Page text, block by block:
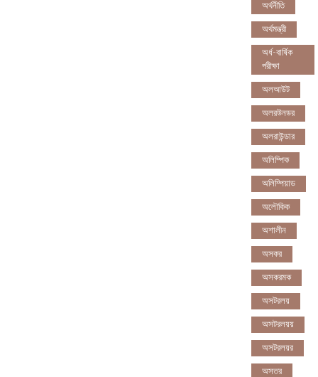
অর্থনীতি
অর্থমন্ত্রী
অর্ধ-বার্ষিক
পরীক্ষা
অলআউট
অলরউনডর
অলরাউন্ডার
অলিম্পিক
অলিম্পিয়াড
অলৌকিক
অশালীন
অসকর
অসকরমক
অসটরলয়
অসটরলয়য়
অসটরলয়র
অসতর